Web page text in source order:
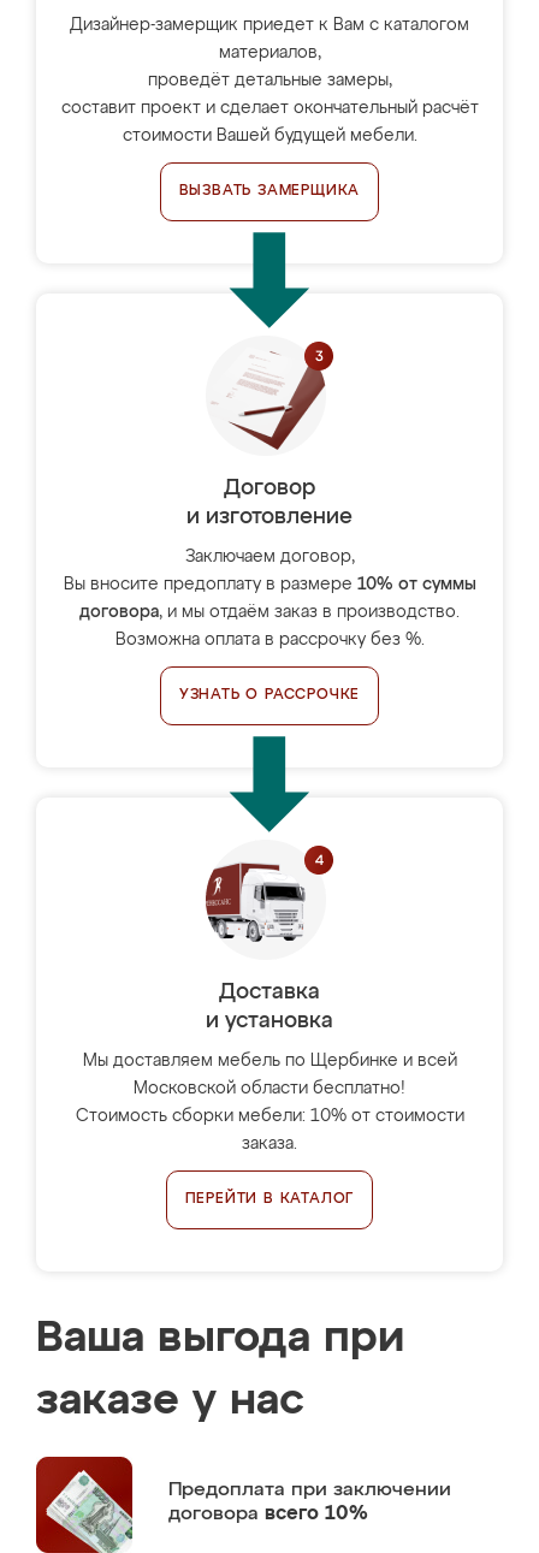
Дизайнер-замерщик приедет к Вам с каталогом
материалов,
проведёт детальные замеры,
составит проект и сделает окончательный расчёт
стоимости Вашей будущей мебели.
ВЫЗВАТЬ ЗАМЕРЩИКА
Договор
и изготовление
Заключаем договор,
Вы вносите предоплату в размере 10% от суммы
договора, и мы отдаём заказ в производство.
Возможна оплата в рассрочку без %.
УЗНАТЬ О РАССРОЧКЕ
Доставка
и установка
Мы доставляем мебель по Щербинке и всей
Московской области бесплатно!
Стоимость сборки мебели: 10% от стоимости
заказа.
ПЕРЕЙТИ В КАТАЛОГ
Ваша выгода при
заказе у нас
Предоплата при заключении
договора всего 10%